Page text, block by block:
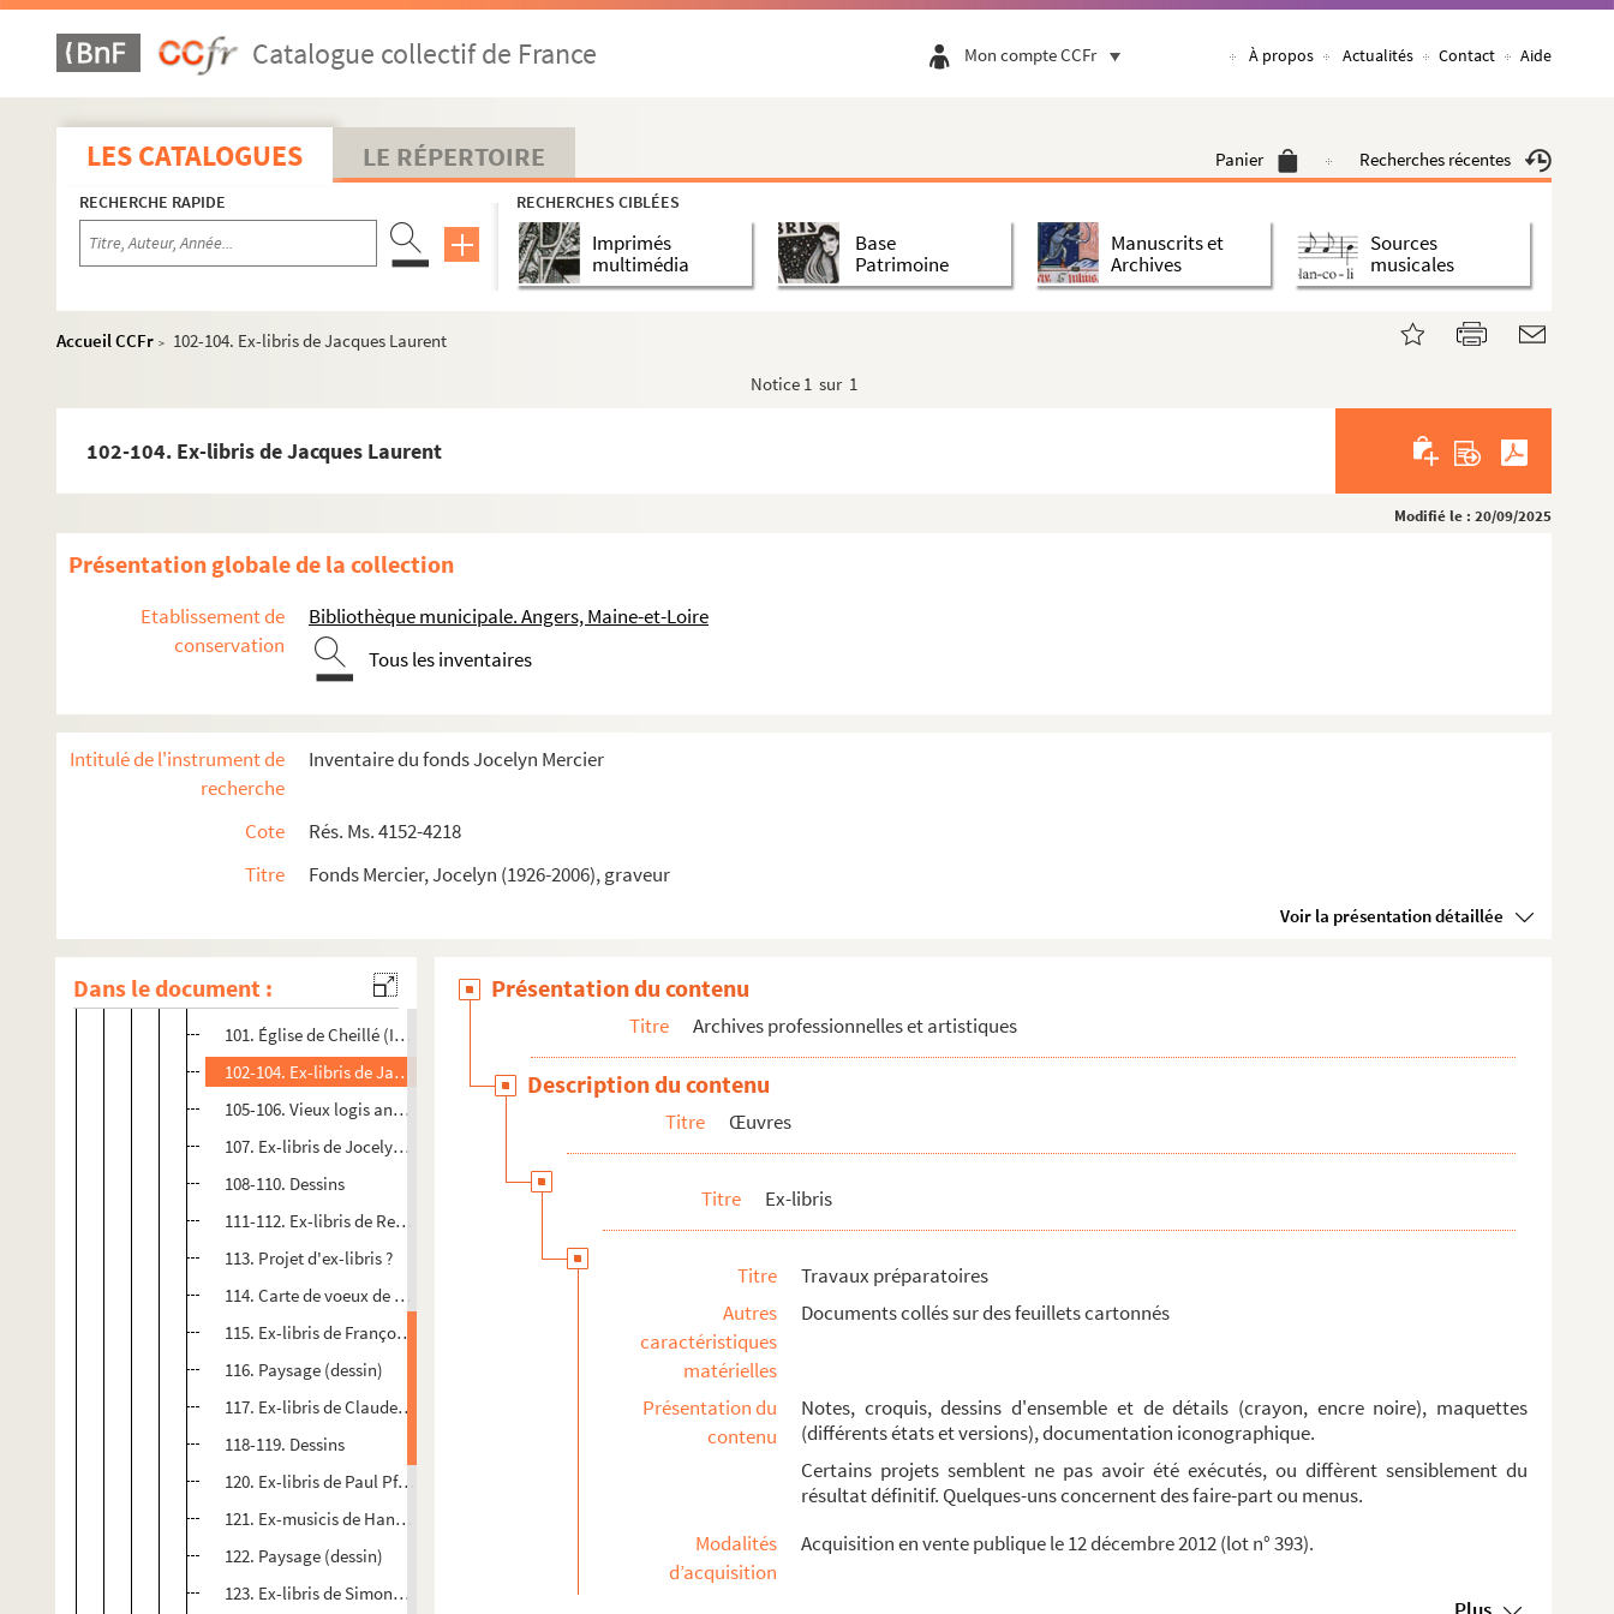
Catalogue collectif de France Mon compte CCFr À propos Actualités Contact Aide
LES CATALOGUES LE RÉPERTOIRE Panier Recherches récentes
RECHERCHE RAPIDE RECHERCHES CIBLÉES
Imprimés
multimédia
Base
Patrimoine
Manuscrits et
Archives
Sources
musicales
Accueil CCFr >
102-104. Ex-libris de Jacques Laurent
Notice 1 sur 1
102-104. Ex-libris de Jacques Laurent
Modifié le : 20/09/2025
Présentation globale de la collection
Etablissement de
conservation
Bibliothèque municipale. Angers, Maine-et-Loire
Tous les inventaires
Intitulé de l'instrument de
recherche
Inventaire du fonds Jocelyn Mercier
Cote
Rés. Ms. 4152-4218
Titre
Fonds Mercier, Jocelyn (1926-2006), graveur
Voir la présentation détaillée
Dans le document :
32-39. Dessins
40-45. Ex-libris de Françoise et Marcel Saas
46-48. Ex-libris de Berthe Bricage
49-51. Ex-libris de Vincent Guiard
52-57. Ex-libris d'Henri Bertrand
58. Ex-libris de Pierre Lucas
66. Ex-libris du docteur Bruno Taron
70. Ex-libris de Dominique Chéné-Rome
72-75. Ex-libris de Guy Vaucel
76. Quais de la Seine à Paris (dessin)
78-80. Ex-libris de Pierre Séjournant
81-86. Ex-libris de Christiane Pelletier
94. Ex-libris de Bernard Durand
98. Ex-libris d'Éric Gamelin
99-100. Ex-libris d'Alain Lefebvre
101. Église de Cheillé (Indre-et-Loire)
102-104. Ex-libris de Jacques Laurent
105-106. Vieux logis angevins
107. Ex-libris de Jocelyn Mercier
108-110. Dessins
111-112. Ex-libris de René Léraud
113. Projet d'ex-libris ?
114. Carte de voeux de Colette, Patricia et Paul Hugon
115. Ex-libris de François Klee
116. Paysage (dessin)
117. Ex-libris de Claude Maillard
118-119. Dessins
120. Ex-libris de Paul Pfister
121. Ex-musicis de Hans Heeren
122. Paysage (dessin)
123. Ex-libris de Simone Lamurey
Présentation du contenu
Titre Archives professionnelles et artistiques
Description du contenu
Titre Œuvres
Titre Ex-libris
Titre
Travaux préparatoires
Autres
caractéristiques
matérielles
Documents collés sur des feuillets cartonnés
Présentation du
contenu
Notes, croquis, dessins d'ensemble et de détails (crayon, encre noire), maquettes
(différents états et versions), documentation iconographique.
Certains projets semblent ne pas avoir été exécutés, ou diffèrent sensiblement du
résultat définitif. Quelques-uns concernent des faire-part ou menus.
Modalités
d’acquisition
Acquisition en vente publique le 12 décembre 2012 (lot n° 393).